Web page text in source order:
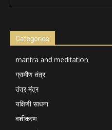
Categories
mantra and meditation
ग्रामीण तंत्र
तंत्र मंत्र
यक्षिणी साधना
वशीकरण